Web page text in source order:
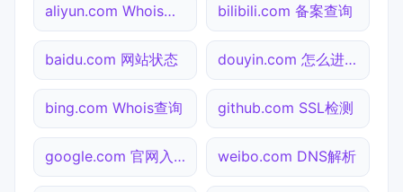
aliyun.com Whois查询 bilibili.com 备案查询
baidu.com 网站状态 douyin.com 怎么进入
bing.com Whois查询 github.com SSL检测
google.com 官网入口 weibo.com DNS解析